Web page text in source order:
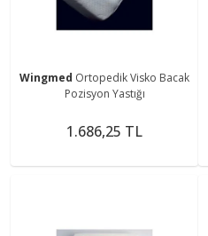
Wingmed Ortopedik Visko Bacak
Pozisyon Yastığı
1.686,25 TL